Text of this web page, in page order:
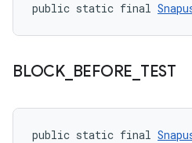
public static final
BLOCK_ BEFORE TEST
public static final